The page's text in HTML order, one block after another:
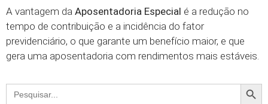
A vantagem da Aposentadoria Especial é a redução no
tempo de contribuição e a incidência do fator
previdenciário, o que garante um benefício maior, e que
gera uma aposentadoria com rendimentos mais estáveis.
Search
for: